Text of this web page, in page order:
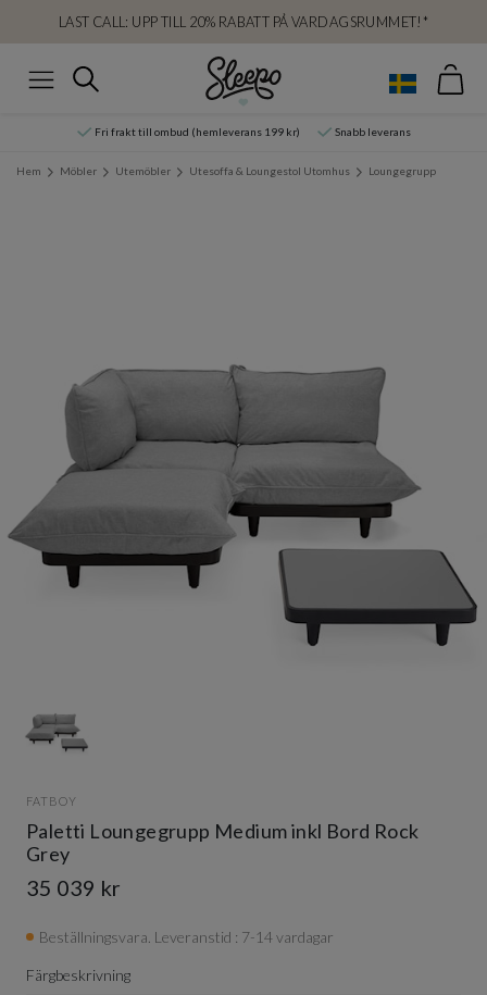
LAST CALL: UPP TILL 20% RABATT PÅ VARDAGSRUMMET!*
Sök
Fri frakt till ombud (hemleverans 199 kr) Snabb leverans
Hem Möbler Utemöbler Utesoffa & Loungestol Utomhus Loungegrupp
FATBOY
Paletti Loungegrupp Medium inkl Bord Rock
Grey
35 039 kr
Beställningsvara. Leveranstid : 7-14 vardagar
Färgbeskrivning